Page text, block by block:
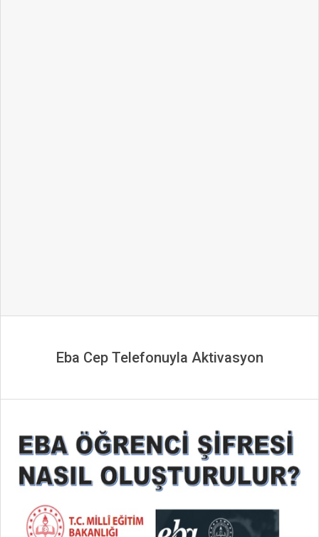
Eba Cep Telefonuyla Aktivasyon